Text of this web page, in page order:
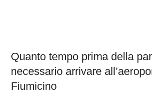
Quanto tempo prima della
necessario arrivare
Fiumicino